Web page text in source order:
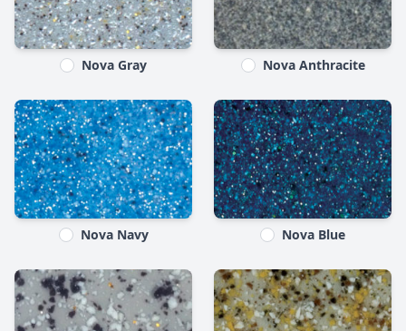
Nova Gray Nova Anthracite
Nova Navy Nova Blue